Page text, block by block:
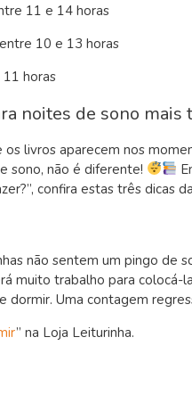
11 e 14 horas
10 e 13 horas
11 horas
noites de sono mais
livros aparecem nos
sono, não é diferente!
confira estas três dicas da
não sentem um pingo de
muito trabalho para colocá-
dormir. Uma contagem
” na Loja Leiturinha.